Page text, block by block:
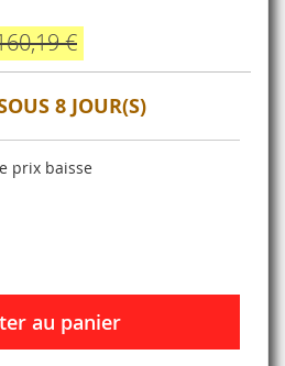
€
8 JOUR(S)
prix baisse
au panier